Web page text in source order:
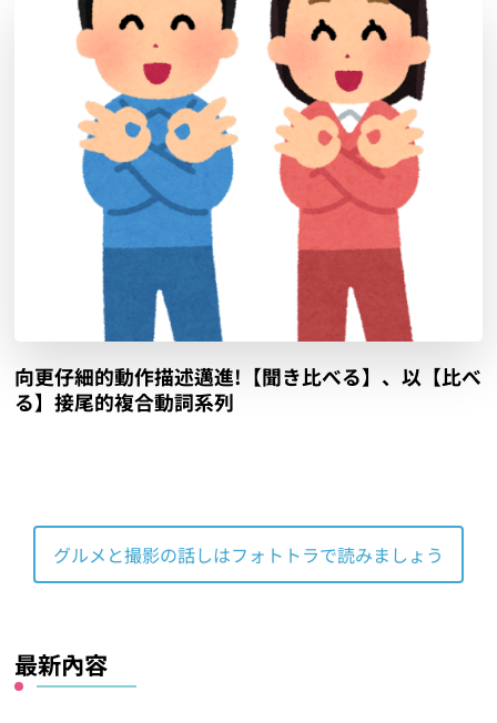
向更仔細的動作描述邁進!【聞き比べる】、以【比べ
る】接尾的複合動詞系列
グルメと撮影の話しはフォトトラで読みましょう
最新內容